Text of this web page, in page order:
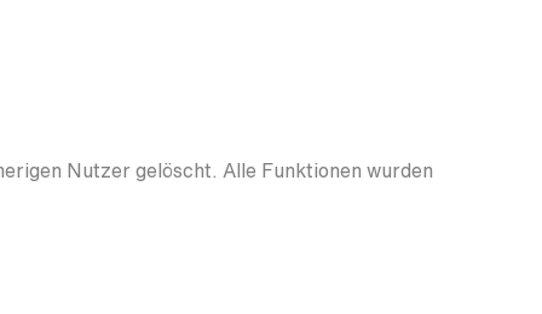
Nutzer gelöscht. Alle Funktionen wurden